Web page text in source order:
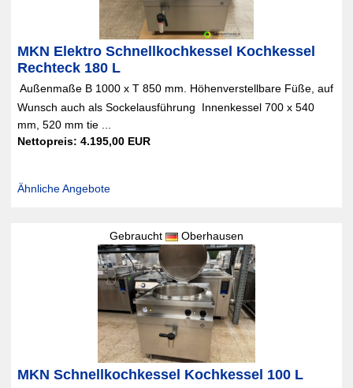
MKN Elektro Schnellkochkessel Kochkessel
Rechteck 180 L
 Außenmaße B 1000 x T 850 mm. Höhenverstellbare Füße, auf
Wunsch auch als Sockelausführung  Innenkessel 700 x 540
mm, 520 mm tie ...
Nettopreis: 4.195,00 EUR
Ähnliche Angebote
Gebraucht Oberhausen
MKN Schnellkochkessel Kochkessel 100 L